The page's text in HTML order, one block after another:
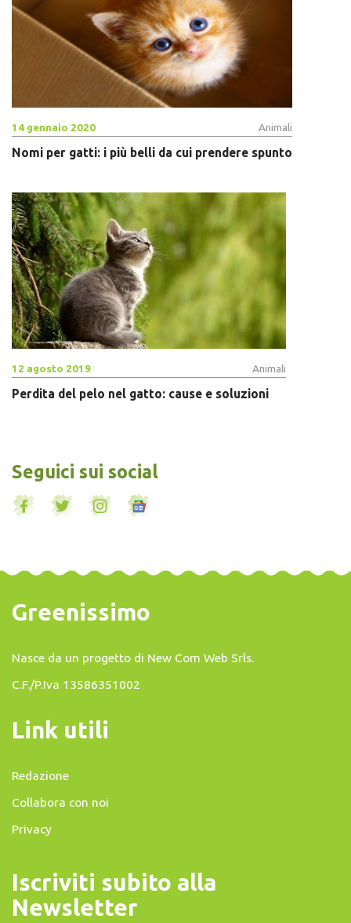
14 gennaio 2020 Animali
Nomi per gatti: i più belli da cui prendere spunto
12 agosto 2019 Animali
Perdita del pelo nel gatto: cause e soluzioni
Seguici sui social
Greenissimo
Nasce da un progetto di New Com Web Srls.
C.F./P.Iva 13586351002
Link utili
Redazione
Collabora con noi
Privacy
Iscriviti subito alla
Newsletter